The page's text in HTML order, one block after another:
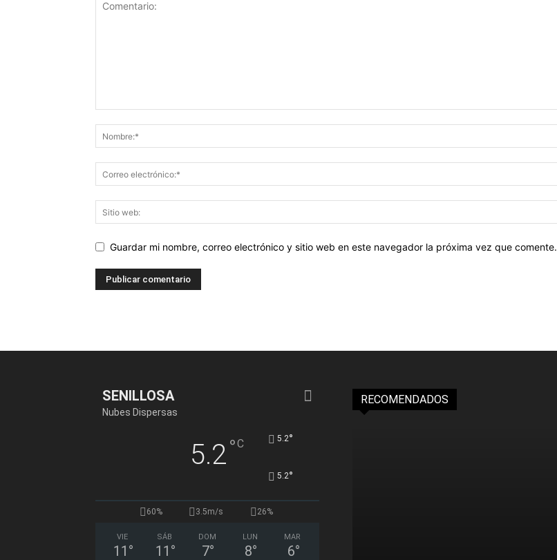
Guardar mi nombre, correo electrónico y sitio web en este navegador la próxima vez que comente.
SENILLOSA
Nubes Dispersas
5.2°C 5.2°
5.2°
60% 3.5m/s 26%
VIE
11 °
SÁB
11 °
DOM
7°
LUN
8°
MAR
6°
RECOMENDADOS